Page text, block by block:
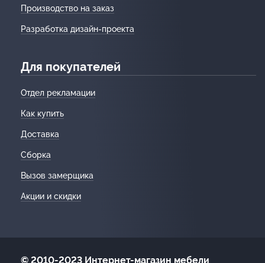
Производство на заказ
Разработка дизайн-проекта
Для покупателей
Отдел рекламации
Как купить
Доставка
Сборка
Вызов замерщика
Акции и скидки
© 2010-2023 Интернет-магазин мебели